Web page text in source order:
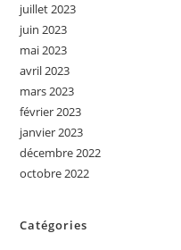
juillet 2023
juin 2023
mai 2023
avril 2023
mars 2023
février 2023
janvier 2023
décembre 2022
octobre 2022
Catégories